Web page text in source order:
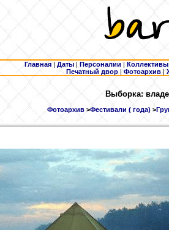
Главная | Даты | Персоналии | Коллективы
Печатный двор |Фотоархив |
Выборка:
Фотоархив>Фестивали ( года)>